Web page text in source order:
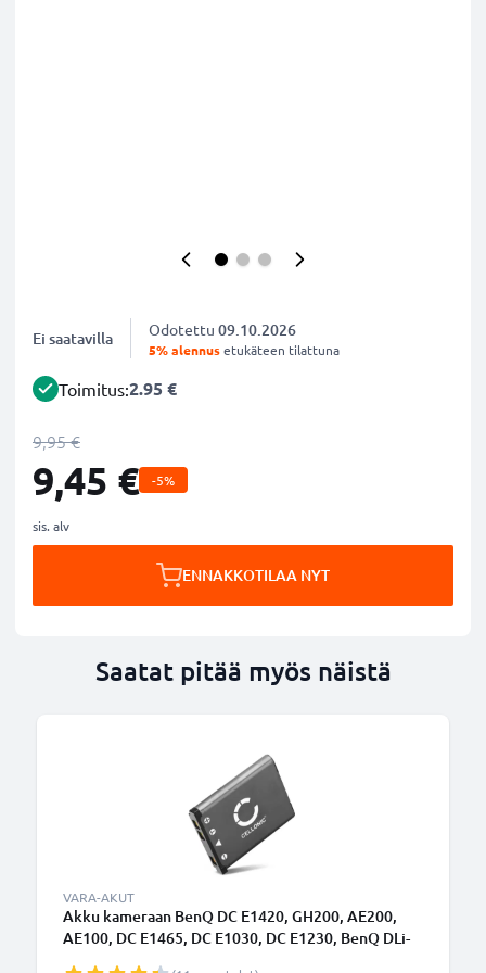
Ei saatavilla Odotettu 09.10.2026
5% alennusetukäteen tilattuna
Toimitus:2.95 €
9,95 €
9,45 € -5%
sis. alv
ENNAKKOTILAA NYT
Saatat pitää myös näistä
VARA-AKUT
Akku kameraan BenQ DC E1420, GH200, AE200,
AE100, DC E1465, DC E1030, DC E1230, BenQ DLi-